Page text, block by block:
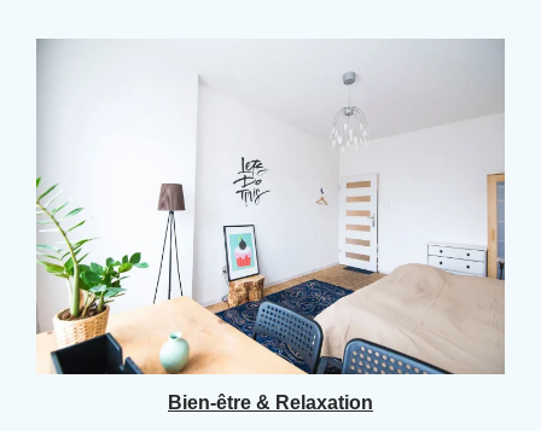
Bien-être & Relaxation